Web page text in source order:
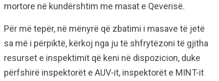
mortore në kundërshtim me masat e Qeverisë.
Për më tepër, në mënyrë që zbatimi i masave të jetë
sa më i përpiktë, kërkoj nga ju të shfrytëzoni të gjitha
resurset e inspektimit që keni në dispozicion, duke
përfshirë inspektorët e AUV-it, inspektorët e MINT-it